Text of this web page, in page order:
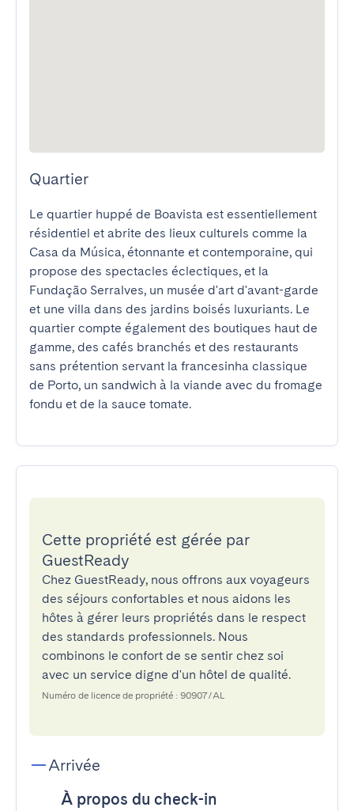
Quartier
Le quartier huppé de Boavista est essentiellement
résidentiel et abrite des lieux culturels comme la
Casa da Música, étonnante et contemporaine, qui
propose des spectacles éclectiques, et la
Fundação Serralves, un musée d'art d'avant-garde
et une villa dans des jardins boisés luxuriants. Le
quartier compte également des boutiques haut de
gamme, des cafés branchés et des restaurants
sans prétention servant la francesinha classique
de Porto, un sandwich à la viande avec du fromage
fondu et de la sauce tomate.
Cette propriété est gérée par
GuestReady
Chez GuestReady, nous offrons aux voyageurs
des séjours confortables et nous aidons les
hôtes à gérer leurs propriétés dans le respect
des standards professionnels. Nous
combinons le confort de se sentir chez soi
avec un service digne d'un hôtel de qualité.
Numéro de licence de propriété : 90907/AL
Arrivée
À propos du check-in